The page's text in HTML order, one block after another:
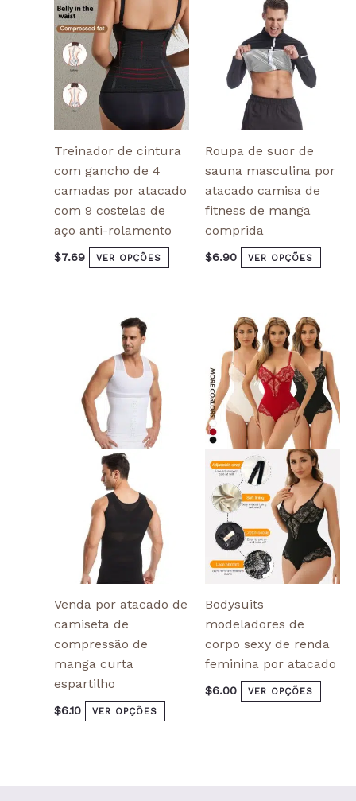
Treinador de cintura
com gancho de 4
camadas por atacado
com 9 costelas de
aço anti-rolamento
$7.69 VER OPÇÕES
may
be
chosen
on
the
product
page
Roupa de suor de
sauna masculina por
atacado camisa de
fitness de manga
comprida
$6.90 VER OPÇÕES
Venda por atacado de
camiseta de
compressão de
manga curta
espartilho
$6.10 VER OPÇÕES
multiple
variants.
product
Bodysuits
modeladores de
corpo sexy de renda
feminina por atacado
$6.00 VER OPÇÕES
has
The
be
on
the
page